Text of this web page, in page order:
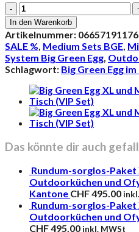
Big
Green
Egg
M
und
Minimax
im
modularen
Tisch
(VIP
Set)
In den Warenkorb
Artikelnummer:
SALE %, Medium Sets BGE,
System Big Green Egg,
Schlagwort: Big Green Egg
Das könnte dir auch
Rundum-sorglos-Paket
Outdoorküchen und
Kantone CHF495.00
Rundum-sorglos-Paket
Outdoorküchen und
CHF495.00inkl. MWSt